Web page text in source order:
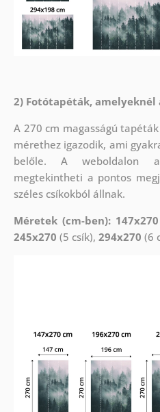
2) Fotótapéták,
A 270 cm magasságú
mérethez igazodik, ami
belőle. A weboldalon
megtekintheti a pontos
széles csíkokból állnak.
Méretek (cm-ben): 147x270
245x270 (5 csík), 294x270 (6